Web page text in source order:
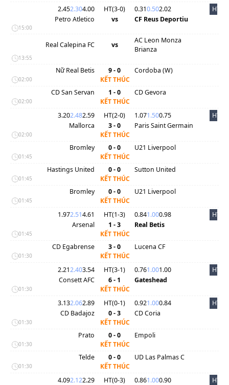
2.452.304.00 HT(3-0) 0.310.502.02
HT
Petro Atletico
vs CF Reus Deportiu
15:00
Real Calepina FC vs
AC Leon Monza
Brianza
13:55
Nữ Real Betis 9 - 0 Cordoba (W)
02:00
KẾT THÚC
CD San Servan
1 - 0 CD Gevora
02:00
KẾT THÚC
3.202.482.59 HT(2-0) 1.071.500.75
HT
Mallorca
3 - 0 Paris Saint Germain
02:00
KẾT THÚC
Bromley
0 - 0 U21 Liverpool
01:45
KẾT THÚC
Hastings United
0 - 0 Sutton United
01:45
KẾT THÚC
Bromley
0 - 0 U21 Liverpool
01:45
KẾT THÚC
1.972.514.61 HT(1-3) 0.841.000.98
HT
Arsenal
1 - 3 Real Betis
01:45
KẾT THÚC
CD Egabrense
3 - 0 Lucena CF
01:30
KẾT THÚC
2.212.403.54 HT(3-1) 0.761.001.00
HT
Consett AFC
6 - 1 Gateshead
01:30
KẾT THÚC
3.132.062.89 HT(0-1) 0.921.000.84
HT
CD Badajoz
0 - 3 CD Coria
01:30
KẾT THÚC
Prato
0 - 0 Empoli
01:30
KẾT THÚC
Telde
0 - 0 UD Las Palmas C
01:30
KẾT THÚC
4.092.122.29 HT(0-3) 0.861.000.90
HT